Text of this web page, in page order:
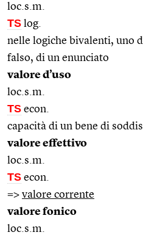
loc.s.m.
TS log.
nelle logiche bivalenti, uno
falso, di un enunciato
valore d’uso
loc.s.m.
TS econ.
capacità di un bene di
valore effettivo
loc.s.m.
TS econ.
=> valore corrente
valore fonico
loc.s.m.